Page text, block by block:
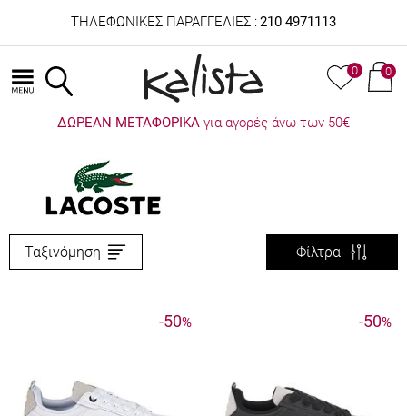
ΤΗΛΕΦΩΝΙΚΕΣ ΠΑΡΑΓΓΕΛΙΕΣ : 210 4971113
0 0
ΔΩΡΕΑΝ ΜΕΤΑΦΟΡΙΚΑ για αγορές άνω των 50€
Ταξινόμηση Φίλτρα
-50% -50%